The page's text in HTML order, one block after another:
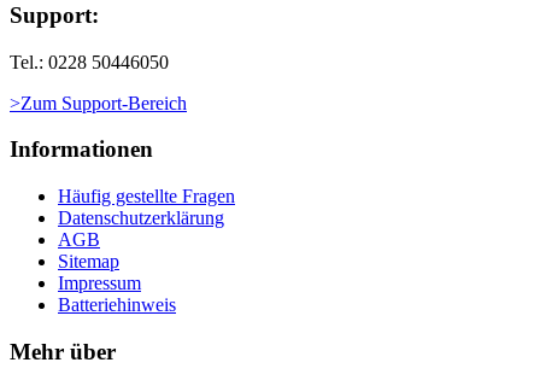
Support:
Tel.: 0228 50446050
>Zum Support-Bereich
Informationen
Häufig gestellte Fragen
Datenschutzerklärung
AGB
Sitemap
Impressum
Batteriehinweis
Mehr über